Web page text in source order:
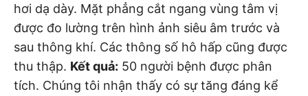
hơi dạ dày. Mặt phẳng cắt ngang vùng tâm vị
được đo lường trên hình ảnh siêu âm trước và
sau thông khí. Các thông số hô hấp cũng được
thu thập. Kết quả: 50 người bệnh được phân
tích. Chúng tôi nhận thấy có sự tăng đáng kể